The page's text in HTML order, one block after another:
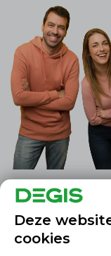
Klantenservice
Deze
cookies